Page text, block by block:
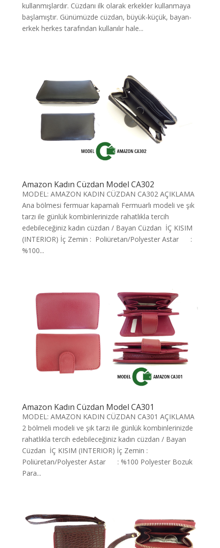
kullanmışlardır. Cüzdanı ilk olarak erkekler kullanmaya
başlamıştır. Günümüzde cüzdan, büyük-küçük, bayan-
erkek herkes tarafından kullanılır hale...
Amazon Kadın Cüzdan Model CA302
MODEL: AMAZON KADIN CÜZDAN CA302 AÇIKLAMA
Ana bölmesi fermuar kapamalı Fermuarlı modeli ve şık
tarzı ile günlük kombinlerinizde rahatlıkla tercih
edebileceğiniz kadın cüzdan / Bayan Cüzdan İÇ KISIM
(INTERIOR) İç Zemin : Poliüretan/Polyester Astar :
%100...
Amazon Kadın Cüzdan Model CA301
MODEL: AMAZON KADIN CÜZDAN CA301 AÇIKLAMA
2 bölmeli modeli ve şık tarzı ile günlük kombinlerinizde
rahatlıkla tercih edebileceğiniz kadın cüzdan / Bayan
Cüzdan İÇ KISIM (INTERIOR) İç Zemin :
Poliüretan/Polyester Astar : %100 Polyester Bozuk
Para...